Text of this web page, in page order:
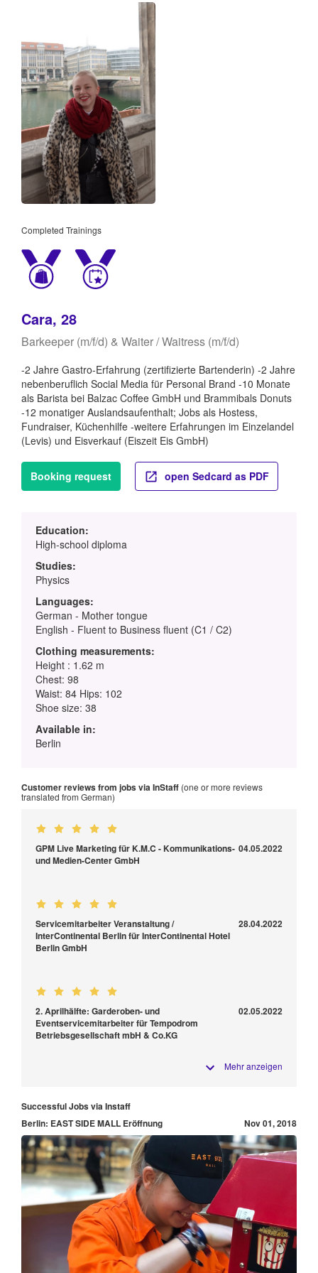
Completed Trainings
Cara, 28
Barkeeper (m/f/d) & Waiter / Waitress (m/f/d)
-2 Jahre Gastro-Erfahrung (zertifizierte Bartenderin) -2 Jahre
nebenberuflich Social Media für Personal Brand -10 Monate
als Barista bei Balzac Coffee GmbH und Brammibals Donuts
-12 monatiger Auslandsaufenthalt; Jobs als Hostess,
Fundraiser, Küchenhilfe -weitere Erfahrungen im Einzelandel
(Levis) und Eisverkauf (Eiszeit Eis GmbH)
Booking request open Sedcard as PDF
Education:
High-school diploma
Studies:
Physics
Languages:
German - Mother tongue
English - Fluent to Business fluent (C1 / C2)
Clothing measurements:
Height : 1.62 m
Chest: 98
Waist: 84 Hips: 102
Shoe size: 38
Available in:
Berlin
Customer reviews from jobs via InStaff (one or more reviews
translated from German)
GPM Live Marketing für K.M.C - Kommunikations-
und Medien-Center GmbH
04.05.2022
Servicemitarbeiter Veranstaltung /
InterContinental Berlin für InterContinental Hotel
Berlin GmbH
28.04.2022
2. Aprilhälfte: Garderoben- und
Eventservicemitarbeiter für Tempodrom
Betriebsgesellschaft mbH & Co.KG
02.05.2022
Mehr anzeigen
Successful Jobs via Instaff
Berlin: EAST SIDE MALL Eröffnung
Nov 01, 2018